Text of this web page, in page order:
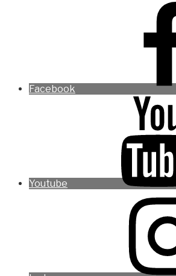
Facebook
Youtube